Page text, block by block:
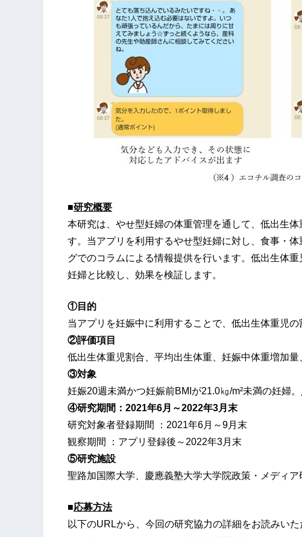
■研究概要
本研究は、やせ型妊婦の体重管理を通して、低出生
す。当アプリを利用するやせ型妊婦に対し、食事・
グでのコラムによる情報提供を行います。低出生体
妊婦と比較し、効果を検証します。
①目的
当アプリを妊娠中に利用することで、低出生体重児
②評価項目
低出生体重児割合、平均出生体重、妊娠中体重増加量
③対象
妊娠20週未満かつ妊娠前BMIが21.0㎏/m²未満の妊婦
④研究期間：2021年6月～2022年3月末
研究対象者登録期間 ：2021年6月～9月末
観察期間 ：アプリ登録後～2022年3月末
⑤研究施設
聖路加国際大学、慶應義塾大学大学院政策・メディア
■応募方法
以下のURLから、今回の研究協力の詳細をお読みいた